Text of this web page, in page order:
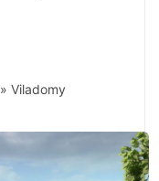
» Viladomy